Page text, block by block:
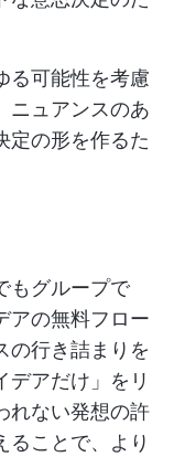
る可能性を考慮
ニュアンスのあ
定の形を作るた
もグループで
アの無料フロー
の行き詰まりを
デアだけ」をリ
れない発想の許
ることで、より